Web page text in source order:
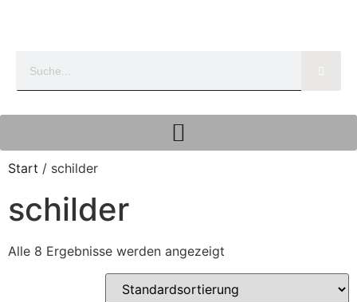
Start / schilder
schilder
Alle 8 Ergebnisse werden angezeigt